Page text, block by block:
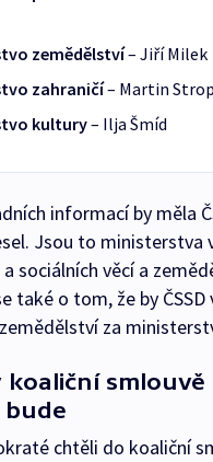
zemědělství– Jiří Milek
zahraničí– Martin
kultury– Ilja Šmíd
informací by měla
Jsou to ministerstva
sociálních věcí a
také o tom, že by ČSSD
za
koaliční smlouvě
bude
chtěli do koaliční